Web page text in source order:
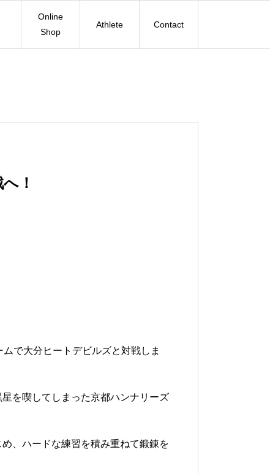
Online
Shop
Athlete Contact
！
で大分ヒートデビルズと対戦しま
を喫してしまった京都ハンナリーズ
、ハードな練習を積み重ねて鍛錬を